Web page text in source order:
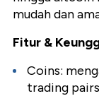
mudah dan
Fitur &
Coins:
trading pairs